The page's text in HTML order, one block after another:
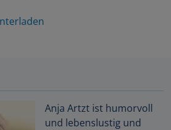
Anja Artzt ist humorvoll
und lebenslustig und